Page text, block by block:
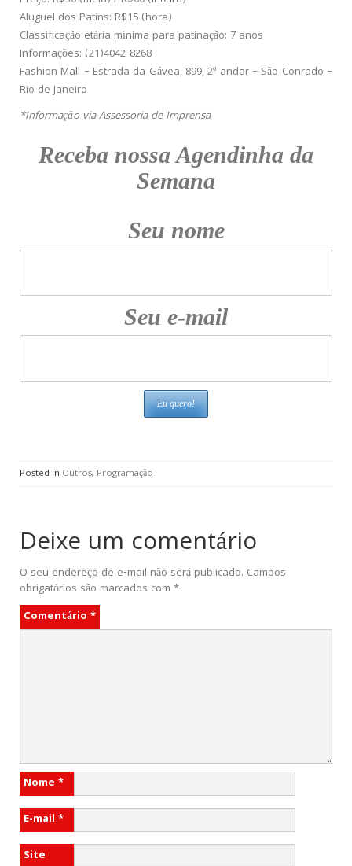
Aluguel dos Patins: R$15 (hora)
Classificação etária mínima para patinação: 7 anos
Informações: (21)4042-8268
Fashion Mall – Estrada da Gávea, 899, 2º andar – São Conrado –
Rio de Janeiro
*Informação via Assessoria de Imprensa
Receba nossa Agendinha da
Semana
Seu nome
Seu e-mail
Posted in Outros, Programação
Deixe um comentário
O seu endereço de e-mail não será publicado. Campos
obrigatórios são marcados com *
Comentário *
Nome *
E-mail *
Site